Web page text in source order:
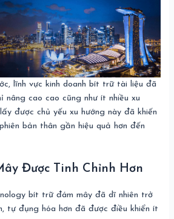
lĩnh vực kinh doanh bít trữ tài liệu đã
nâng cao cao cũng như ít nhiều xu
được chủ yếu xu hướng này đã khiến
bản thân gần hiệu quả hơn đến
Được Tinh Chỉnh Hơn
bít trữ đám mây đã dĩ nhiên trở
tự đụng hóa hơn đã được điều khiển ít